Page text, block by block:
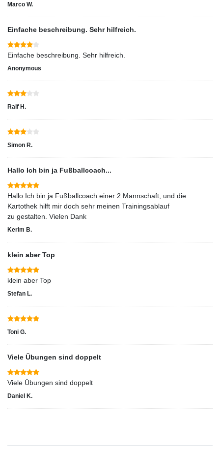
Marco W.
Einfache beschreibung. Sehr hilfreich.
Einfache beschreibung. Sehr hilfreich.
Anonymous
Ralf H.
Simon R.
Hallo Ich bin ja Fußballcoach...
Hallo Ich bin ja Fußballcoach einer 2 Mannschaft, und die
Kartothek hilft mir doch sehr meinen Trainingsablauf
zu gestalten. Vielen Dank
Kerim B.
klein aber Top
klein aber Top
Stefan L.
Toni G.
Viele Übungen sind doppelt
Viele Übungen sind doppelt
Daniel K.